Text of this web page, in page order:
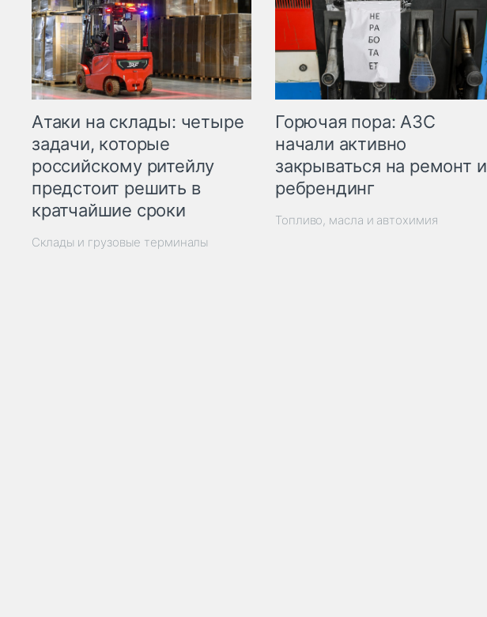
Атаки на склады: четыре
задачи, которые
российскому ритейлу
предстоит решить в
кратчайшие сроки
Склады и грузовые терминалы
Горючая пора: АЗС
начали активно
закрываться на ремонт и
ребрендинг
Топливо, масла и автохимия